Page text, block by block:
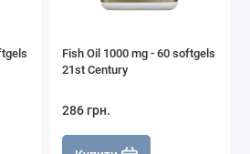
Fish Oil 1000 mg - 60 softgels
21st Century
286 грн.